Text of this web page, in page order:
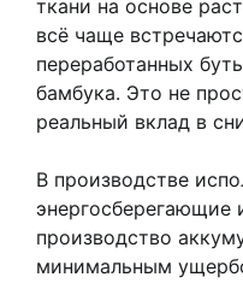
ткани на основе
всё чаще
переработанных
бамбука. Это не
реальный вклад в
В производстве
энергосберегающие
производство
минимальным